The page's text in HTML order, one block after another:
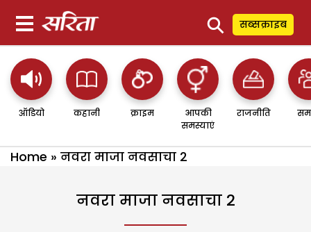
⚲ सब्सक्राइब
ऑडियो कहानी क्राइम
आपकी
समस्याएं
राजनीति
Home » नवरा माजा नवसाचा 2
नवरा माजा नवसाचा 2